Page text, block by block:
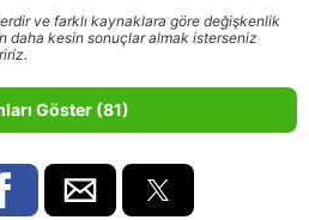
ve farklı kaynaklara göre değişkenlik
daha kesin sonuçlar almak isterseniz
Göster (81)